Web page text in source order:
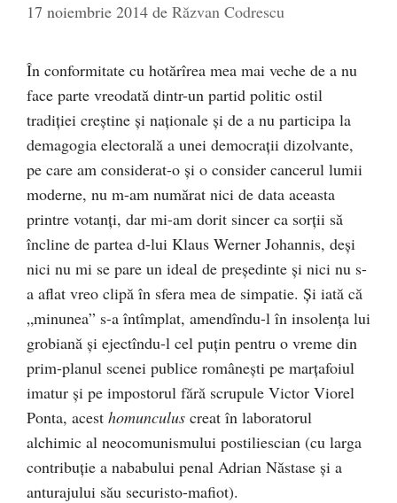
17 noiembrie 2014 de Răzvan Codrescu
În conformitate cu hotărîrea mea mai veche de a nu
face parte vreodată dintr-un partid politic ostil
tradiţiei creştine şi naţionale şi de a nu participa la
demagogia electorală a unei democraţii dizolvante,
pe care am considerat-o şi o consider cancerul lumii
moderne, nu m-am numărat nici de data aceasta
printre votanţi, dar mi-am dorit sincer ca sorţii să
încline de partea d-lui Klaus Werner Johannis, deşi
nici nu mi se pare un ideal de preşedinte şi nici nu s-
a aflat vreo clipă în sfera mea de simpatie. Şi iată că
„minunea” s-a întîmplat, amendîndu-l în insolenţa lui
grobiană şi ejectîndu-l cel puţin pentru o vreme din
prim-planul scenei publice româneşti pe marţafoiul
imatur şi pe impostorul fără scrupule Victor Viorel
Ponta, acest homunculus creat în laboratorul
alchimic al neocomunismului postiliescian (cu larga
contribuţie a nababului penal Adrian Năstase şi a
anturajului său securisto-mafiot).